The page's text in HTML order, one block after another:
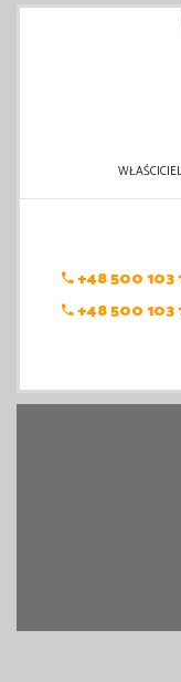
+48 500 103
+48 500 103